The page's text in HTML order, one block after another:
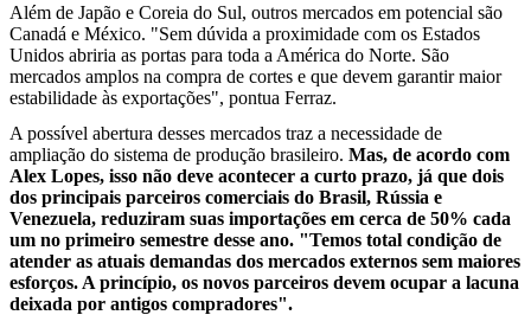
Além de Japão e Coreia do Sul, outros mercados em potencial são
Canadá e México. "Sem dúvida a proximidade com os Estados
Unidos abriria as portas para toda a América do Norte. São
mercados amplos na compra de cortes e que devem garantir maior
estabilidade às exportações", pontua Ferraz.
A possível abertura desses mercados traz a necessidade de
ampliação do sistema de produção brasileiro. Mas, de acordo com
Alex Lopes, isso não deve acontecer a curto prazo, já que dois
dos principais parceiros comerciais do Brasil, Rússia e
Venezuela, reduziram suas importações em cerca de 50% cada
um no primeiro semestre desse ano. "Temos total condição de
atender as atuais demandas dos mercados externos sem maiores
esforços. A princípio, os novos parceiros devem ocupar a lacuna
deixada por antigos compradores".